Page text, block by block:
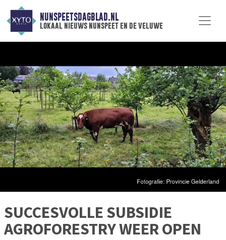
NUNSPEETSDAGBLAD.NL
lokaal nieuws nunspeet en de veluwe
SUCCESVOLLE SUBSIDIE
AGROFORESTRY WEER OPEN